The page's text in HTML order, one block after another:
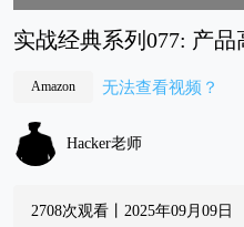
实战经典系列077: 产
Amazon 无法查看视频？
Hacker老师
2708次观看丨2025年09月09日